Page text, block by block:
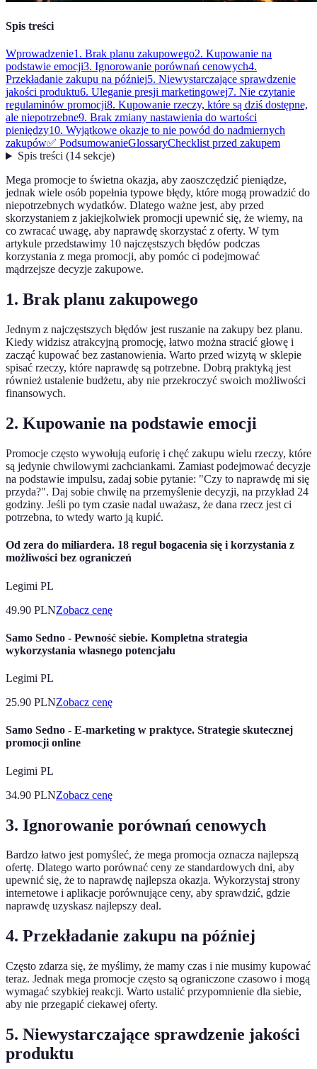
Spis treści
Wprowadzenie1. Brak planu zakupowego2. Kupowanie na
podstawie emocji3. Ignorowanie porównań cenowych4.
Przekładanie zakupu na później5. Niewystarczające sprawdzenie
jakości produktu6. Uleganie presji marketingowej7. Nie czytanie
regulaminów promocji8. Kupowanie rzeczy, które są dziś dostępne,
ale niepotrzebne9. Brak zmiany nastawienia do wartości
pieniędzy10. Wyjątkowe okazje to nie powód do nadmiernych
zakupów✅ PodsumowanieGlossaryChecklist przed zakupem
Spis treści(14 sekcje)
Mega promocje to świetna okazja, aby zaoszczędzić pieniądze,
jednak wiele osób popełnia typowe błędy, które mogą prowadzić do
niepotrzebnych wydatków. Dlatego ważne jest, aby przed
skorzystaniem z jakiejkolwiek promocji upewnić się, że wiemy, na
co zwracać uwagę, aby naprawdę skorzystać z oferty. W tym
artykule przedstawimy 10 najczęstszych błędów podczas
korzystania z mega promocji, aby pomóc ci podejmować
mądrzejsze decyzje zakupowe.
1. Brak planu zakupowego
Jednym z najczęstszych błędów jest ruszanie na zakupy bez planu.
Kiedy widzisz atrakcyjną promocję, łatwo można stracić głowę i
zacząć kupować bez zastanowienia. Warto przed wizytą w sklepie
spisać rzeczy, które naprawdę są potrzebne. Dobrą praktyką jest
również ustalenie budżetu, aby nie przekroczyć swoich możliwości
finansowych.
2. Kupowanie na podstawie emocji
Promocje często wywołują euforię i chęć zakupu wielu rzeczy, które
są jedynie chwilowymi zachciankami. Zamiast podejmować decyzje
na podstawie impulsu, zadaj sobie pytanie: "Czy to naprawdę mi się
przyda?". Daj sobie chwilę na przemyślenie decyzji, na przykład 24
godziny. Jeśli po tym czasie nadal uważasz, że dana rzecz jest ci
potrzebna, to wtedy warto ją kupić.
Od zera do miliardera. 18 reguł bogacenia się i korzystania z
możliwości bez ograniczeń
Legimi PL
49.90 PLNZobacz cenę
Samo Sedno - Pewność siebie. Kompletna strategia
wykorzystania własnego potencjału
Legimi PL
25.90 PLNZobacz cenę
Samo Sedno - E-marketing w praktyce. Strategie skutecznej
promocji online
Legimi PL
34.90 PLNZobacz cenę
3. Ignorowanie porównań cenowych
Bardzo łatwo jest pomyśleć, że mega promocja oznacza najlepszą
ofertę. Dlatego warto porównać ceny ze standardowych dni, aby
upewnić się, że to naprawdę najlepsza okazja. Wykorzystaj strony
internetowe i aplikacje porównujące ceny, aby sprawdzić, gdzie
naprawdę uzyskasz najlepszy deal.
4. Przekładanie zakupu na później
Często zdarza się, że myślimy, że mamy czas i nie musimy kupować
teraz. Jednak mega promocje często są ograniczone czasowo i mogą
wymagać szybkiej reakcji. Warto ustalić przypomnienie dla siebie,
aby nie przegapić ciekawej oferty.
5. Niewystarczające sprawdzenie jakości
produktu